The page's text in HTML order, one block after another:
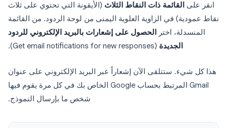
انقر على القائمة ذات النقاط الثلاث (الأيقونة التي تحتوي على ثلاث
نقاط عمودية) في الزاوية العلوية اليمنى من لوحة الردود. من القائمة
المنسدلة، اختر
الحصول على إشعارات بالبريد الإلكتروني للردود
الجديدة (Get email notifications for new responses).
هذا كل شيء. ستتلقى الآن إشعاراً عبر البريد الإلكتروني على عنوان
Gmail المرتبط بحساب Google الخاص بك في كل مرة يقوم فيها
شخص ما بإرسال النموذج.